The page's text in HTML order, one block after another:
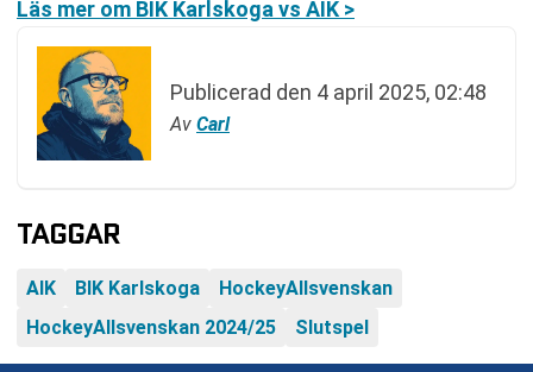
Läs mer om BIK Karlskoga vs AIK >
Publicerad den 4 april 2025, 02:48
Av Carl
TAGGAR
AIK BIK Karlskoga
HockeyAllsvenskan
HockeyAllsvenskan 2024/25
Slutspel